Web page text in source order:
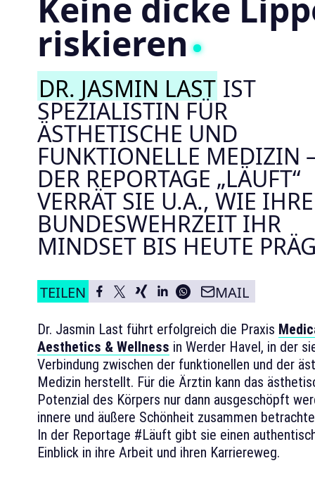
Keine dicke
riskieren
DR. JASMIN LAST IST
SPEZIALISTIN FÜR
ÄSTHETISCHE UND
FUNKTIONELLE MEDIZIN
DER REPORTAGE „LÄUFT“
VERRÄT SIE U.A., WIE IHRE
BUNDESWEHRZEIT IHR
MINDSET BIS HEUTE
TEILEN MAIL
Dr. Jasmin Last führt erfolgreich die Praxis
Aesthetics & Wellness in Werder Havel, in der
Verbindung zwischen der funktionellen und der
Medizin herstellt. Für die Ärztin kann das
Potenzial des Körpers nur dann ausgeschöpft
innere und äußere Schönheit zusammen
In der Reportage #Läuft gibt sie einen
Einblick in ihre Arbeit und ihren Karriereweg.